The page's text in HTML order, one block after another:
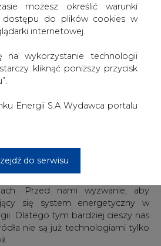
możesz określić warunki
dostępu do plików cookies w
internetowej.
na wykorzystanie technologii
kliknąć poniższy przycisk
Energii S.A Wydawca portalu
do serwisu
klimatu i środowiska, sektor
część każdej gospodarki.
i Środowiska najważniejsze jest
i gospodarce bezpiecznej i
zrealizować musimy zmniejszyć
to zagwarantować" - powiedział.
Przed nami wyzwanie, aby
się system energetyczny w
Dlatego tym bardziej cieszy nas
nie są już technologiami tylko